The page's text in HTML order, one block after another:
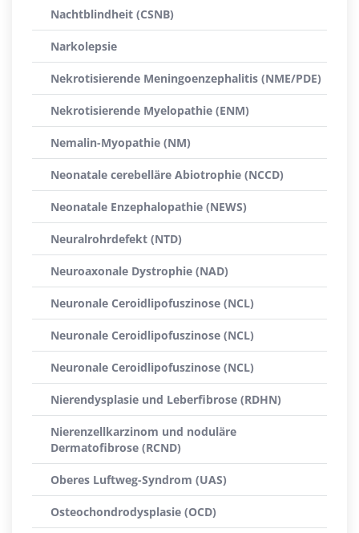
Nachtblindheit (CSNB)
Narkolepsie
Nekrotisierende Meningoenzephalitis (NME/PDE)
Nekrotisierende Myelopathie (ENM)
Nemalin-Myopathie (NM)
Neonatale cerebelläre Abiotrophie (NCCD)
Neonatale Enzephalopathie (NEWS)
Neuralrohrdefekt (NTD)
Neuroaxonale Dystrophie (NAD)
Neuronale Ceroidlipofuszinose (NCL)
Neuronale Ceroidlipofuszinose (NCL)
Neuronale Ceroidlipofuszinose (NCL)
Nierendysplasie und Leberfibrose (RDHN)
Nierenzellkarzinom und noduläre
Dermatofibrose (RCND)
Oberes Luftweg-Syndrom (UAS)
Osteochondrodysplasie (OCD)